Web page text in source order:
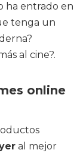
ha entrado en
tenga un
al cine?.
online
al mejor